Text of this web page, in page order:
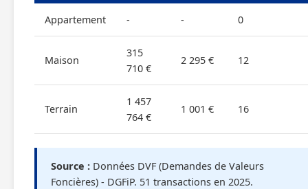
Appartement - - 0
Maison
315
710 €
2 295 € 12
Terrain
1 457
764 €
1 001 € 16
Source : Données DVF (Demandes de Valeurs
Foncières) - DGFiP. 51 transactions en 2025.